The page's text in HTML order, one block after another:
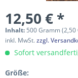
12,50 € *
Inhalt: 500 Gramm
inkl. MwSt.zzgl.
Sofort
Größe: